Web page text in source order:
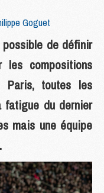
Goguet
de définir
les compositions
Paris, toutes les
fatigue du dernier
mais une équipe